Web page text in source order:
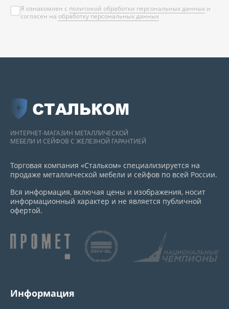
Я ознакомлен с политикой обработки персональных данных и
согласен на обработку персональных данных
СТАЛЬКОМ
ИНТЕРНЕТ-МАГАЗИН МЕТАЛЛИЧЕСКОЙ
МЕБЕЛИ И СЕЙФОВ С ЖЕЛЕЗНОЙ ГАРАНТИЕЙ
Торговая компания «Стальком» специализируется на
продаже металлической мебели и сейфов по всей России.
Вся информация, включая цены и изображения, носит
информационный характер и не является публичной
офертой.
Информация